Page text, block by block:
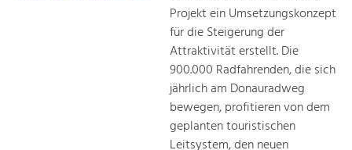
Projekt ein Umsetzungskonzept
für die Steigerung der
Attraktivität erstellt. Die
900.000 Radfahrenden, die sich
jährlich am Donauradweg
bewegen, profitieren von dem
geplanten touristischen
Leitsystem, den neuen